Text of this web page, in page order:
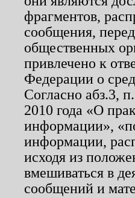
фрагментов,
сообщения,
общественных
привлечено к
Федерации о
Согласно абз.3,
2010 года «О
информации»,
информации,
исходя из
вмешиваться в
сообщений и